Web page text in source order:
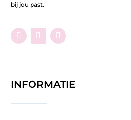
bij jou past.
INFORMATIE